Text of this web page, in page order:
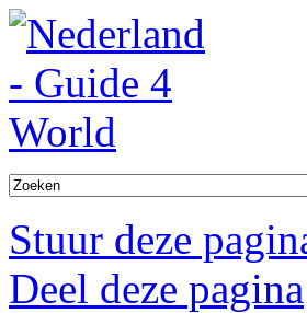
Stuur deze
Deel deze pagina